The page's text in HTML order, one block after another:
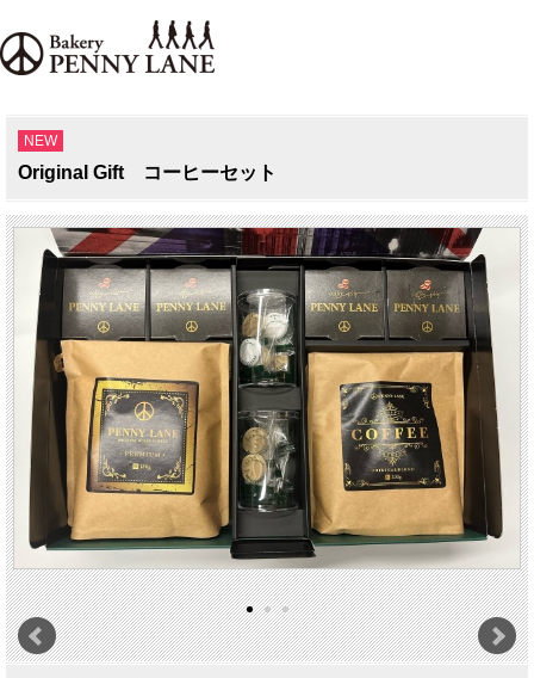
NEW
Original Gift コーヒーセット